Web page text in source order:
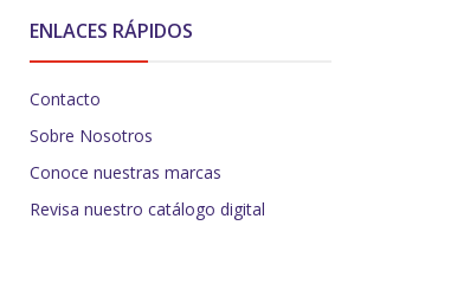
ENLACES RÁPIDOS
Contacto
Sobre Nosotros
Conoce nuestras marcas
Revisa nuestro catálogo digital